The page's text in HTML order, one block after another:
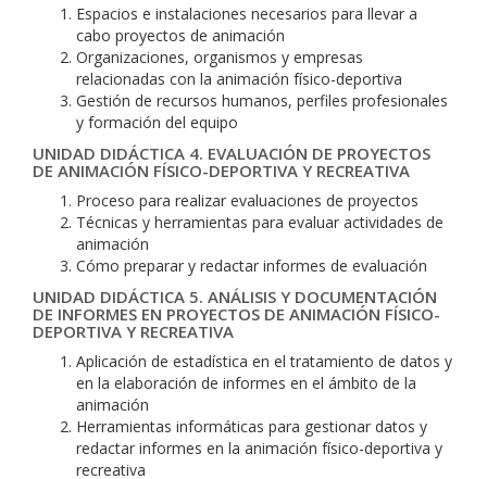
Espacios e instalaciones necesarios para llevar a
cabo proyectos de animación
Organizaciones, organismos y empresas
relacionadas con la animación físico-deportiva
Gestión de recursos humanos, perfiles profesionales
y formación del equipo
UNIDAD DIDÁCTICA 4. EVALUACIÓN DE PROYECTOS
DE ANIMACIÓN FÍSICO-DEPORTIVA Y RECREATIVA
Proceso para realizar evaluaciones de proyectos
Técnicas y herramientas para evaluar actividades de
animación
Cómo preparar y redactar informes de evaluación
UNIDAD DIDÁCTICA 5. ANÁLISIS Y DOCUMENTACIÓN
DE INFORMES EN PROYECTOS DE ANIMACIÓN FÍSICO-
DEPORTIVA Y RECREATIVA
Aplicación de estadística en el tratamiento de datos y
en la elaboración de informes en el ámbito de la
animación
Herramientas informáticas para gestionar datos y
redactar informes en la animación físico-deportiva y
recreativa